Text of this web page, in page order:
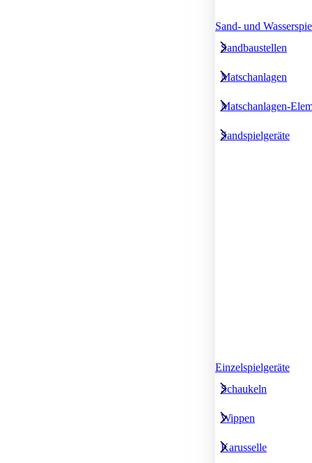
Sand- und
Sandbaustellen
Matschanlagen
Matschanlagen-
Sandspielgeräte
Einzelspielgeräte
Schaukeln
Wippen
Karusselle